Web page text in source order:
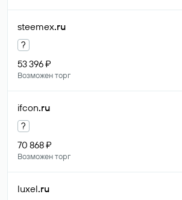
steemex.ru
?
53 396 ₽
Возможен торг
ifcon.ru
?
70 868 ₽
Возможен торг
luxel.ru